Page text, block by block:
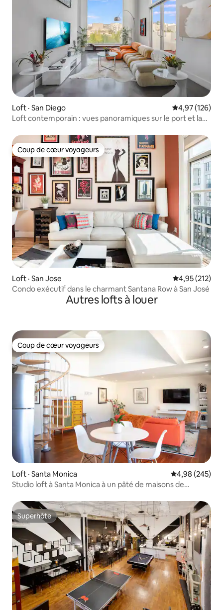
Loft · San Diego Note
4,97 (126)
Loft contemporain : vues panoramiques sur le port et la
Coup de cœur voyageurs
Coup de cœur voyageurs
Loft · San Jose Note
4,95 (212)
Condo exécutif dans le charmant Santana Row à San José
Autres lofts à louer
Coup de cœur voyageurs
Coup de cœur voyageurs
Loft · Santa Monica Note
4,98 (245)
Studio loft à Santa Monica à un pâté de maisons de
Superhôte
Superhôte